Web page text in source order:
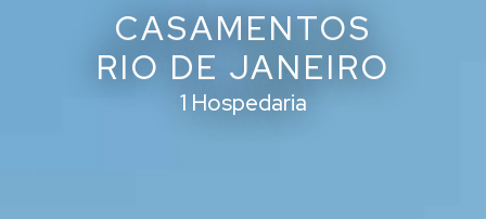
CASAMENTOS
RIO DE JANEIRO
1 Hospedaria